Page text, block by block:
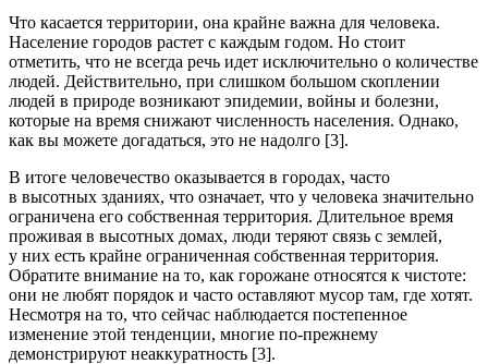
Что касается территории, она крайне важна для человека.
Население городов растет с каждым годом. Но стоит
отметить, что не всегда речь идет исключительно о количестве
людей. Действительно, при слишком большом скоплении
людей в природе возникают эпидемии, войны и болезни,
которые на время снижают численность населения. Однако,
как вы можете догадаться, это не надолго [3].
В итоге человечество оказывается в городах, часто
в высотных зданиях, что означает, что у человека значительно
ограничена его собственная территория. Длительное время
проживая в высотных домах, люди теряют связь с землей,
у них есть крайне ограниченная собственная территория.
Обратите внимание на то, как горожане относятся к чистоте:
они не любят порядок и часто оставляют мусор там, где хотят.
Несмотря на то, что сейчас наблюдается постепенное
изменение этой тенденции, многие по-прежнему
демонстрируют неаккуратность [3].